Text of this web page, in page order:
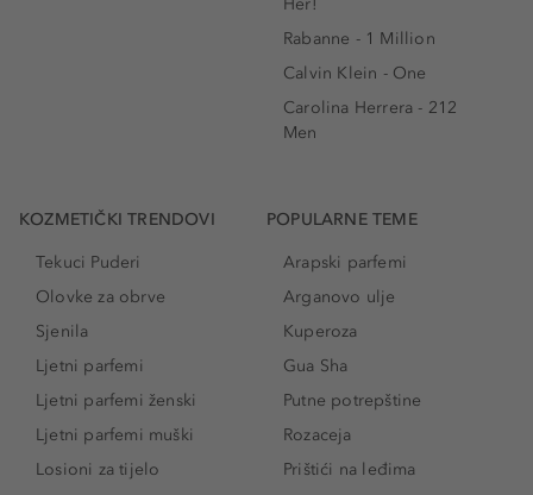
Rabanne - 1 Million
Calvin Klein - One
Carolina Herrera - 212
Men
KOZMETIČKI TRENDOVI
Tekuci Puderi
Olovke za obrve
Sjenila
Ljetni parfemi
Ljetni parfemi ženski
Ljetni parfemi muški
Losioni za tijelo
POPULARNE TEME
Arapski parfemi
Arganovo ulje
Kuperoza
Gua Sha
Putne potrepštine
Rozaceja
Prištići na leđima